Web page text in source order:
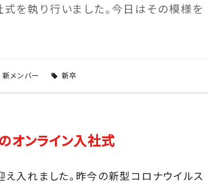
を執り行いました。今日はその模様を
新メンバー 新卒
オンライン入社式
入れました。昨今の新型コロナウイルス